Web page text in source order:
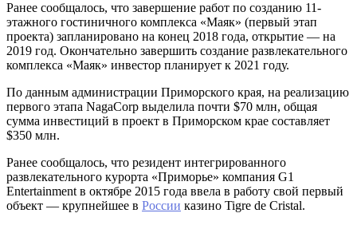
Ранее сообщалось, что завершение работ по созданию 11-
этажного гостиничного комплекса «Маяк» (первый этап
проекта) запланировано на конец 2018 года, открытие — на
2019 год. Окончательно завершить создание развлекательного
комплекса «Маяк» инвестор планирует к 2021 году.
По данным администрации Приморского края, на реализацию
первого этапа NagaCorp выделила почти $70 млн, общая
сумма инвестиций в проект в Приморском крае составляет
$350 млн.
Ранее сообщалось, что резидент интегрированного
развлекательного курорта «Приморье» компания G1
Entertainment в октябре 2015 года ввела в работу свой первый
объект — крупнейшее в России казино Tigre de Cristal.